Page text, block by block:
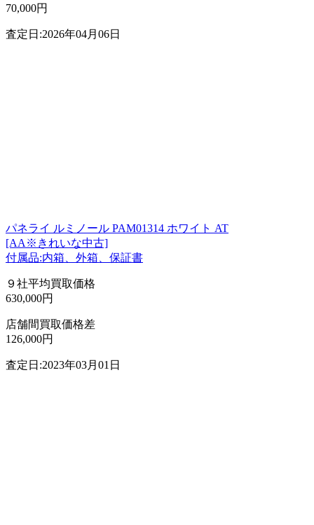
70,000円
査定日:2026年04月06日
パネライ ルミノール PAM01314 ホワイト AT
[AA※きれいな中古]
付属品:内箱、外箱、保証書
９社平均買取価格
630,000円
店舗間買取価格差
126,000円
査定日:2023年03月01日